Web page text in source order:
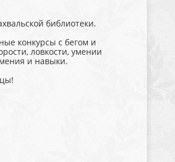
библиотеки.
конкурсы с бегом и
ловкости, умении
и навыки.